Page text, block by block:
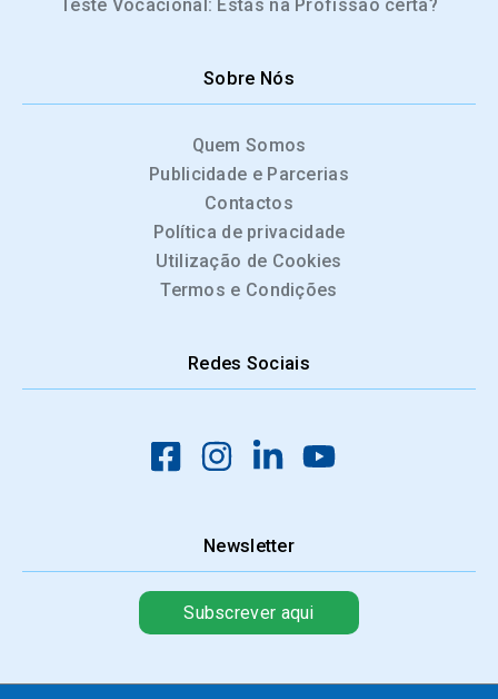
Teste Vocacional: Estás na Profissão certa?
Sobre Nós
Quem Somos
Publicidade e Parcerias
Contactos
Política de privacidade
Utilização de Cookies
Termos e Condições
Redes Sociais
Newsletter
Subscrever aqui